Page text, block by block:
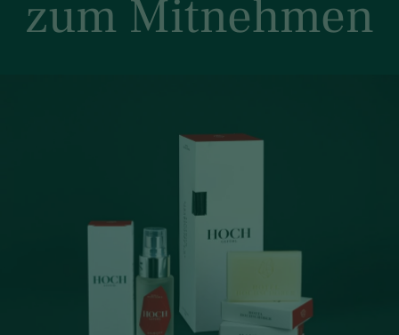
zum Mitnehmen